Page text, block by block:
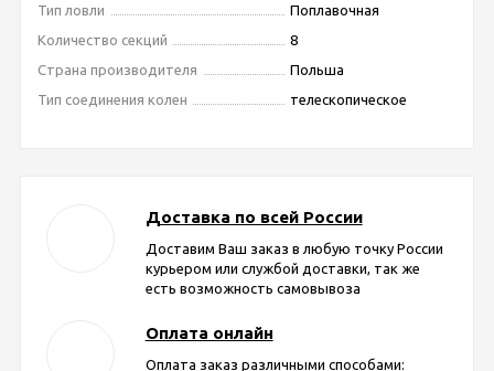
Тип ловли
Поплавочная
Количество секций
8
Страна производителя
Польша
Тип соединения колен
телескопическое
Доставка по всей России
Доставим Ваш заказ в любую точку России
курьером или службой доставки, так же
есть возможность самовывоза
Оплата онлайн
Оплата заказ различными способами: